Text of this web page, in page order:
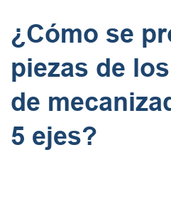
¿Cómo se
piezas de
de
5 ejes?